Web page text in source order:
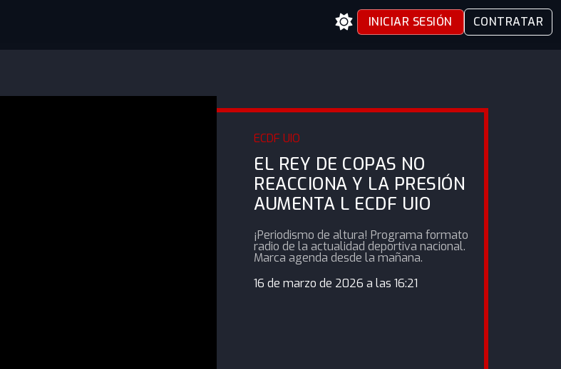
INICIAR SESIÓN CONTRATAR
ECDF UIO
EL REY DE COPAS NO
REACCIONA Y LA PRESIÓN
AUMENTA L ECDF UIO
¡Periodismo de altura! Programa formato
radio de la actualidad deportiva nacional.
Marca agenda desde la mañana.
16 de marzo de 2026 a las 16:21